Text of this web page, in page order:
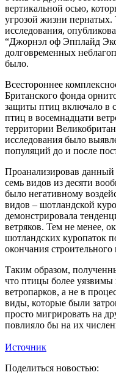
вертикальной осью,
угрозой жизни пернатых.
исследования,
“Джорнэл оф Эпплайд
долговременных
было.
Всестороннее
Британского фонда
защиты птиц включало в
птиц в восемнадцати
территории
исследования было
популяций до и после
Проанализировав
семь видов из десяти
было негативному
видов – шотландской
демонстрировала
ветряков. Тем не менее,
шотландских куропаток
окончания строительного
Таким образом,
что птицы более уязвимы
ветропарков, а не в
виды, которые были
просто мигрировать на
повлияло бы на их
Источник
Поделиться новостью: